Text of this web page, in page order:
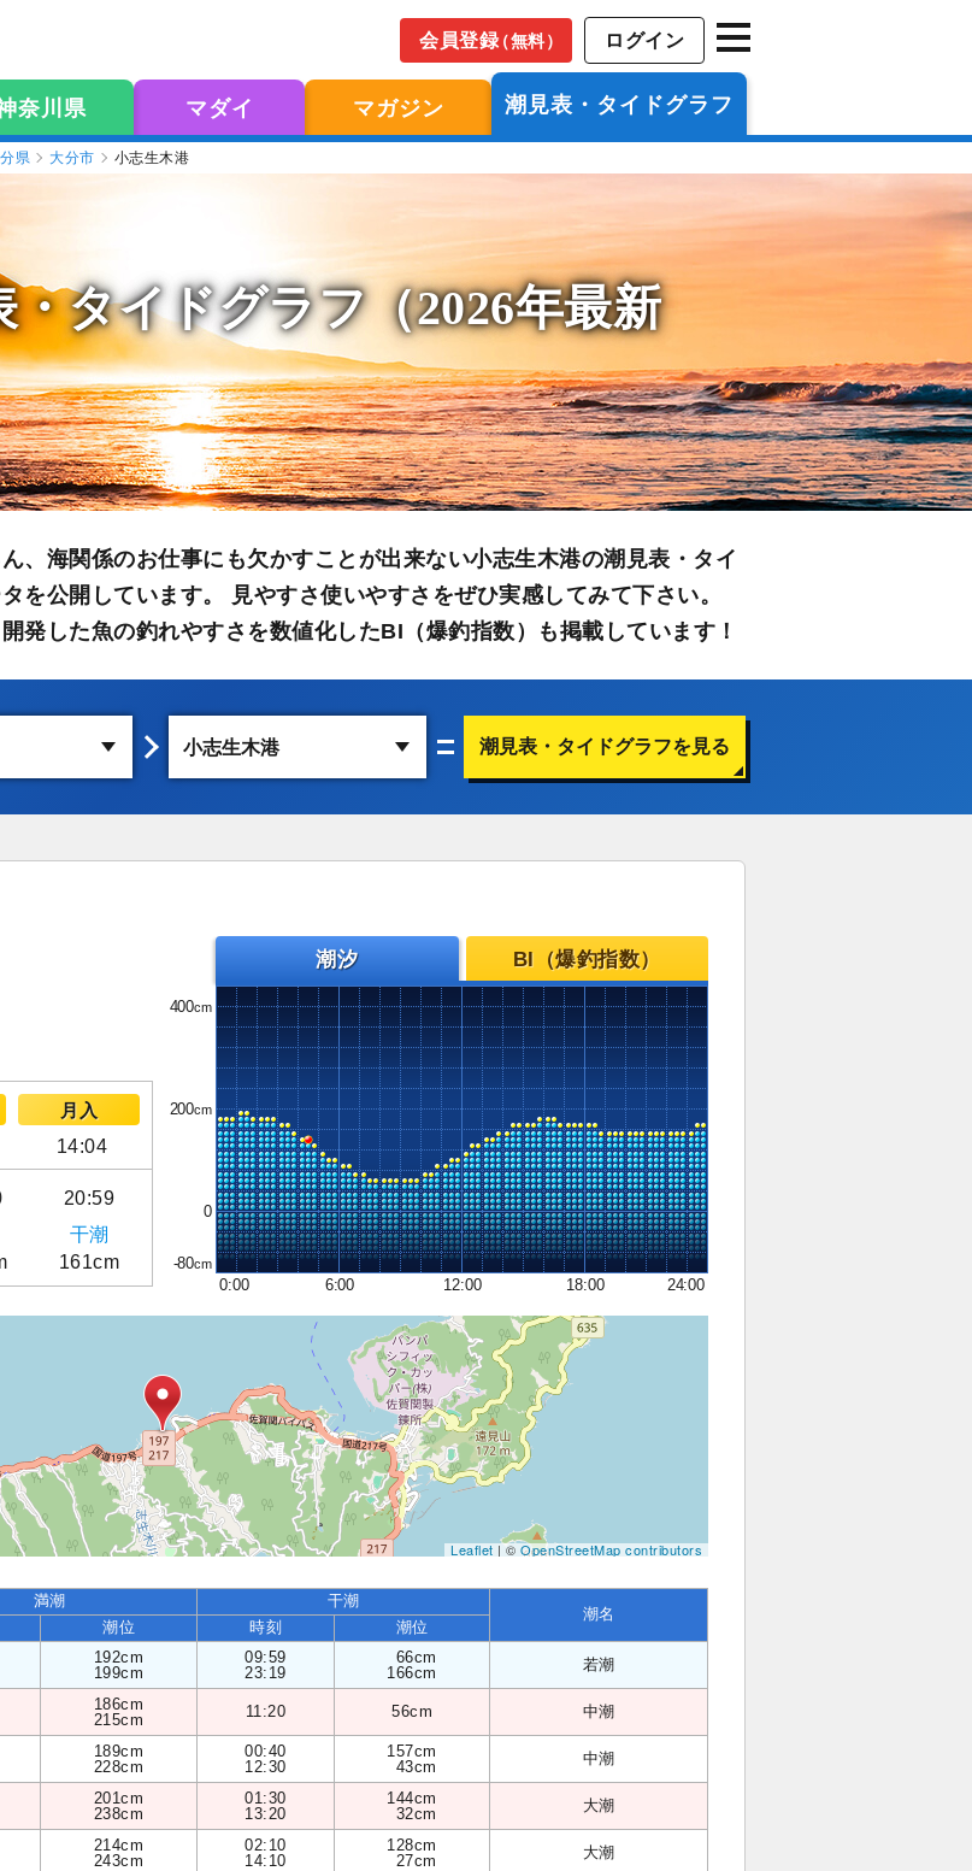
会員登録（無料） ログイン
奈川県 マダイ マガジン 潮見表・タイドグラフ
県 大分市 小志生木港
・タイドグラフ（2026年最新
、海関係のお仕事にも欠かすことが出来ない小志生木港の潮見表・タイ
を公開しています。 見やすさ使いやすさをぜひ実感してみて下さい。
発した魚の釣れやすさを数値化したBI（爆釣指数）も掲載しています！
潮見表・タイドグラフを見る
月入
14:04
20:59
干潮
161cm
潮汐 BI（爆釣指数）
400
200
0
-80
0:00
6:00 12:00 18:00 24:00
Leaflet| ©OpenStreetMap contributors
満潮 干潮
潮名
潮位 時刻 潮位
192cm
199cm
09:59
23:19
66cm
166cm
若潮
186cm
215cm
11:20 56cm 中潮
189cm
228cm
00:40
12:30
157cm
43cm
中潮
201cm
238cm
01:30
13:20
144cm
32cm
大潮
214cm
243cm
02:10
14:10
128cm
27cm
大潮